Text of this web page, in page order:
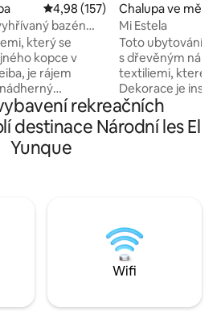
Průměrné hodnocení 4,98 z 5,
4,98 (157)
bazén
který se
kopce v
je rájem
na oceán, deštný
ostrovy. Když se
vchodu vás
cesta
jízdy od
El Yunque.
Chalupa ve
Mi Estela
Toto ubytování
s dřevěným
textiliemi, které
Dekorace je
detaily, místními
rostlinami, které
atmosféru. Prostor je relaxační, s
bezpečné, což
pohodlný pobyt.
rekreačních
destinace Národní les El
Yunque
Wifi